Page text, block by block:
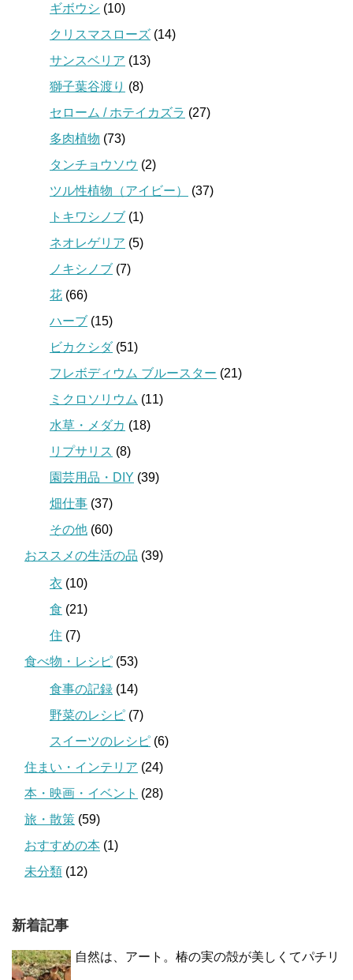
ギボウシ (10)
クリスマスローズ (14)
サンスベリア (13)
獅子葉谷渡り (8)
セローム / ホテイカズラ (27)
多肉植物 (73)
タンチョウソウ (2)
ツル性植物（アイビー）
(37)
トキワシノブ (1)
ネオレゲリア (5)
ノキシノブ (7)
花 (66)
ハーブ (15)
ビカクシダ(51)
フレボディウム ブルースター (21)
ミクロソリウム (11)
水草・メダカ (18)
リプサリス (8)
園芸用品・DIY (39)
畑仕事 (37)
その他 (60)
おススメの生活の品 (39)
衣 (10)
食 (21)
住 (7)
食べ物・レシピ (53)
食事の記録 (14)
野菜のレシピ (7)
スイーツのレシピ (6)
住まい・インテリア (24)
本・映画・イベント (28)
旅・散策 (59)
おすすめの本 (1)
未分類 (12)
新着記事
自然は、アート。椿の実の殻が美しくてパチリ